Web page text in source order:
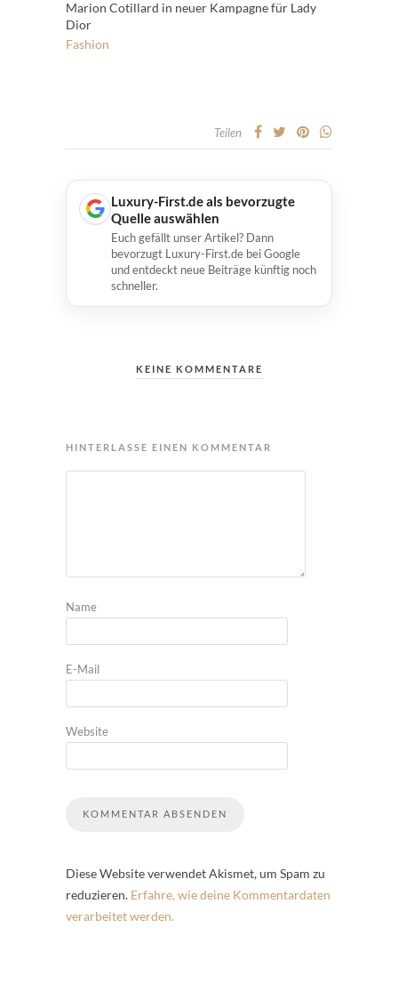
Marion Cotillard in neuer Kampagne für Lady
Dior
Fashion
Teilen
Luxury-First.de als bevorzugte
Quelle auswählen
Euch gefällt unser Artikel? Dann
bevorzugt Luxury-First.de bei Google
und entdeckt neue Beiträge künftig noch
schneller.
KEINE KOMMENTARE
HINTERLASSE EINEN KOMMENTAR
Name
E-Mail
Website
Diese Website verwendet Akismet, um Spam zu
reduzieren. Erfahre, wie deine Kommentardaten
verarbeitet werden.